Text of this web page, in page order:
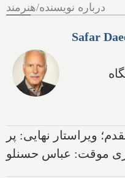
درباره نویسنده/هنرمند
Safar
ویراستار نهایی: پر
موقت: عباس حسنلو